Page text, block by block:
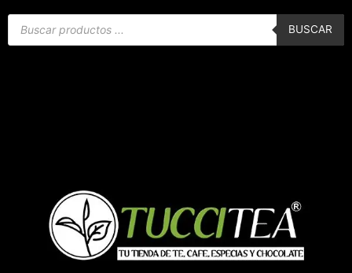
Búsqueda
productos
BUSCAR